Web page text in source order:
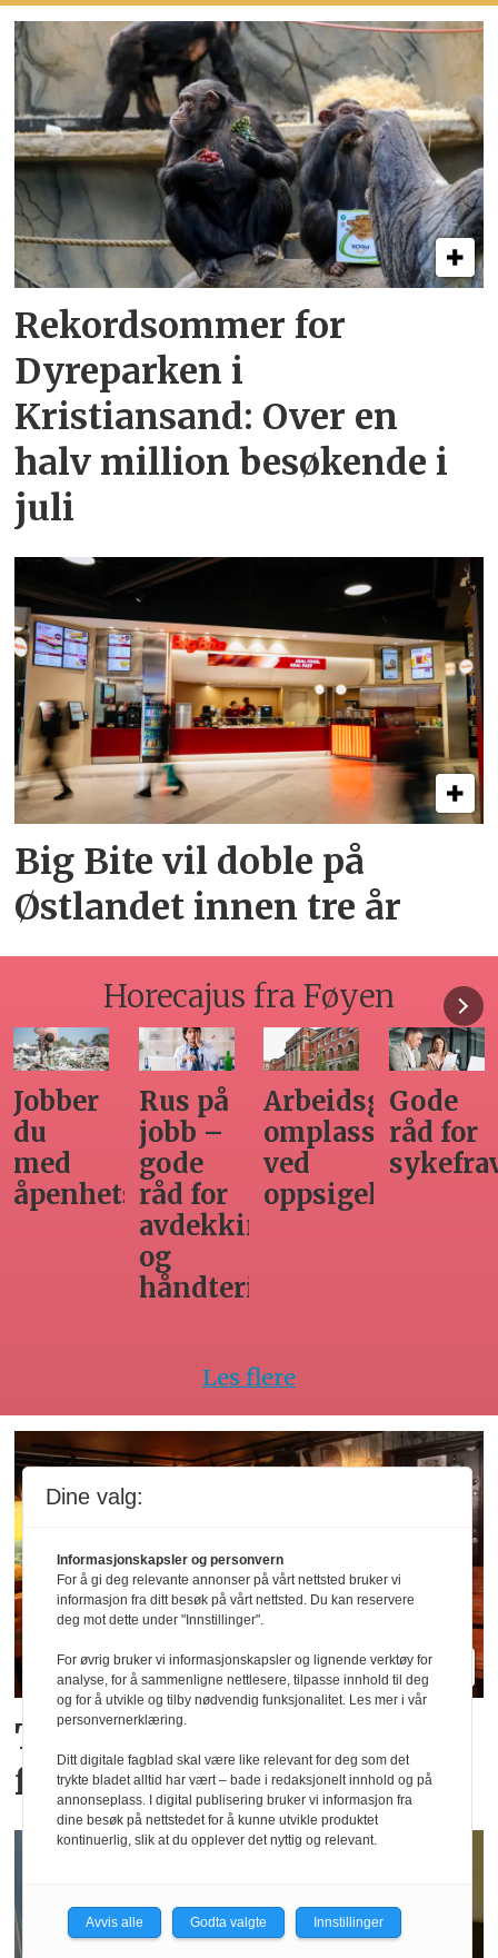
Rekordsommer for
Dyreparken i
Kristiansand: Over en
halv million besøkende i
juli
Big Bite vil doble på
Østlandet innen tre år
Horecajus fra Føyen
Arbeidsgivers
omplasseringsplikt
ved
oppsigelse
Gode
råd for
sykefraværsoppfølging
Seminar
om
varsling
Hvilken
adgang
har
Les flere
Tror de «brune» pubene
får en ny renessanse
Dine valg:
Informasjonskapsler og personvern
For å gi deg relevante annonser på vårt nettsted bruker vi
informasjon fra ditt besøk på vårt nettsted. Du kan reservere
deg mot dette under "Innstillinger".
For øvrig bruker vi informasjonskapsler og lignende verktøy for
analyse, for å sammenligne nettlesere, tilpasse innhold til deg
og for å utvikle og tilby nødvendig funksjonalitet. Les mer i vår
personvernerklæring.
Ditt digitale fagblad skal være like relevant for deg som det
trykte bladet alltid har vært – bade i redaksjonelt innhold og på
annonseplass. I digital publisering bruker vi informasjon fra
dine besøk på nettstedet for å kunne utvikle produktet
kontinuerlig, slik at du opplever det nyttig og relevant.
Avvis alle Godta valgte Innstillinger